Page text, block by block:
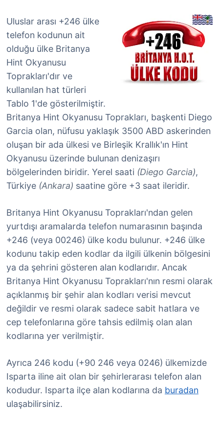
Uluslar arası +246 ülke
telefon kodunun ait
olduğu ülke Britanya
Hint Okyanusu
Toprakları'dır ve
kullanılan hat türleri
Tablo 1'de gösterilmiştir.
Britanya Hint Okyanusu Toprakları, başkenti Diego
Garcia olan, nüfusu yaklaşık 3500 ABD askerinden
oluşan bir ada ülkesi ve Birleşik Krallık'ın Hint
Okyanusu üzerinde bulunan denizaşırı
bölgelerinden biridir. Yerel saati (Diego Garcia),
Türkiye (Ankara) saatine göre +3 saat ileridir.
Britanya Hint Okyanusu Toprakları'ndan gelen
yurtdışı aramalarda telefon numarasının başında
+246 (veya 00246) ülke kodu bulunur. +246 ülke
kodunu takip eden kodlar da ilgili ülkenin bölgesini
ya da şehrini gösteren alan kodlarıdır. Ancak
Britanya Hint Okyanusu Toprakları'nın resmi olarak
açıklanmış bir şehir alan kodları verisi mevcut
değildir ve resmi olarak sadece sabit hatlara ve
cep telefonlarına göre tahsis edilmiş olan alan
kodlarına yer verilmiştir.
Ayrıca 246 kodu (+90 246 veya 0246) ülkemizde
Isparta iline ait olan bir şehirlerarası telefon alan
kodudur. Isparta ilçe alan kodlarına da buradan
ulaşabilirsiniz.